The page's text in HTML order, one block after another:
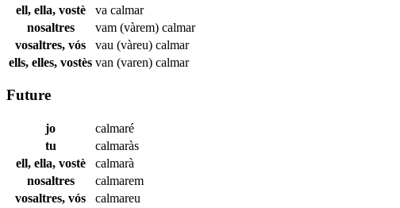
ell, ella, vostè
va calmar
nosaltres
vam (vàrem) calmar
vosaltres, vós
vau (vàreu) calmar
ells, elles, vostès van (varen) calmar
Future
jo
calmaré
tu
calmaràs
ell, ella, vostè
calmarà
nosaltres
calmarem
vosaltres, vós
calmareu